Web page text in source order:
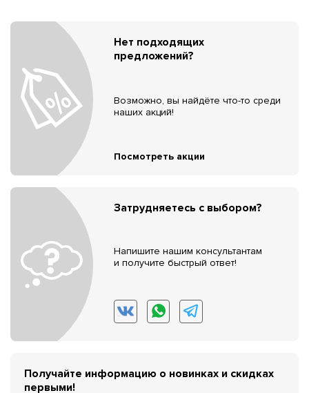
Нет подходящих
предложений?
Возможно, вы найдёте что-то среди
наших акций!
Посмотреть акции
Затрудняетесь с выбором?
Напишите нашим консультантам
и получите быстрый ответ!
Получайте информацию о новинках и скидках
первыми!